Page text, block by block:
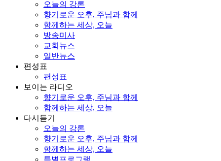
오늘의 강론
향기로운 오후, 주님과 함께
함께하는 세상, 오늘
방송미사
교회뉴스
일반뉴스
편성표
편성표
보이는 라디오
향기로운 오후, 주님과 함께
함께하는 세상, 오늘
다시듣기
오늘의 강론
향기로운 오후, 주님과 함께
함께하는 세상, 오늘